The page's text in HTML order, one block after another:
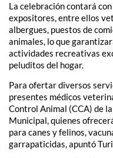
La celebración contará
expositores, entre ellos
albergues, puestos de
animales, lo que
actividades recreativas
peluditos del hogar.
Para ofertar diversos
presentes médicos
Control Animal (CCA) de
Municipal, quienes
para canes y felinos,
garrapaticidas, apuntó